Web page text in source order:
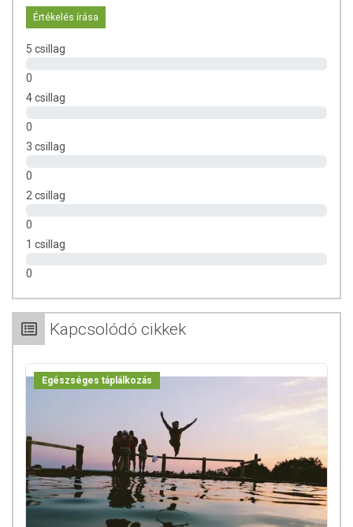
csomagolásán találják meg.
Értékelés írása
5 csillag
0
4 csillag
0
3 csillag
0
2 csillag
0
1 csillag
0
Kapcsolódó cikkek
Egészséges táplálkozás